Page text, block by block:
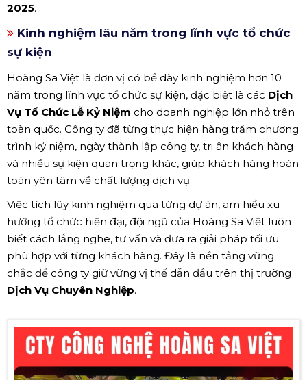
2025.
Kinh nghiệm lâu năm trong lĩnh vực tổ chức
sự kiện
Hoàng Sa Việt là đơn vị có bề dày kinh nghiệm hơn 10
năm trong lĩnh vực tổ chức sự kiện, đặc biệt là các Dịch
Vụ Tổ Chức Lễ Kỷ Niệm cho doanh nghiệp lớn nhỏ trên
toàn quốc. Công ty đã từng thực hiện hàng trăm chương
trình kỷ niệm, ngày thành lập công ty, tri ân khách hàng
và nhiều sự kiện quan trọng khác, giúp khách hàng hoàn
toàn yên tâm về chất lượng dịch vụ.
Việc tích lũy kinh nghiệm qua từng dự án, am hiểu xu
hướng tổ chức hiện đại, đội ngũ của Hoàng Sa Việt luôn
biết cách lắng nghe, tư vấn và đưa ra giải pháp tối ưu
phù hợp với từng khách hàng. Đây là nền tảng vững
chắc để công ty giữ vững vị thế dẫn đầu trên thị trường
Dịch Vụ Chuyên Nghiệp.